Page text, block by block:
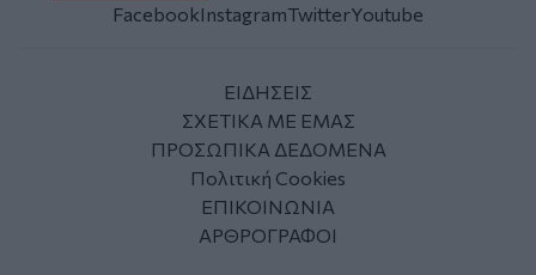
FacebookInstagramTwitterYoutube
ΕΙΔΗΣΕΙΣ
ΣΧΕΤΙΚΑ ΜΕ ΕΜΑΣ
ΠΡΟΣΩΠΙΚΑ ΔΕΔΟΜΕΝΑ
Πολιτική Cookies
ΕΠΙΚΟΙΝΩΝΙΑ
ΑΡΘΡΟΓΡΑΦΟΙ